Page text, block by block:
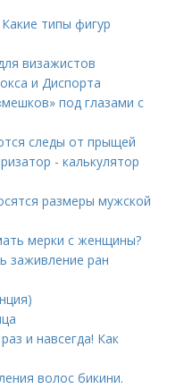
типы фигур
визажистов
и Диспорта
под глазами с
следы от прыщей
- калькулятор
размеры мужской
мерки с женщины?
заживление ран
и навсегда! Как
волос бикини.